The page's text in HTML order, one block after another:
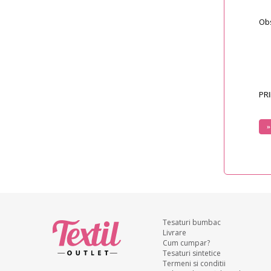
Tesaturi bumbac
Livrare
Cum cumpar?
Tesaturi sintetice
Termeni si conditii